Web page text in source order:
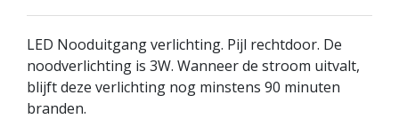
LED Nooduitgang verlichting. Pijl rechtdoor. De
noodverlichting is 3W. Wanneer de stroom uitvalt,
blijft deze verlichting nog minstens 90 minuten
branden.